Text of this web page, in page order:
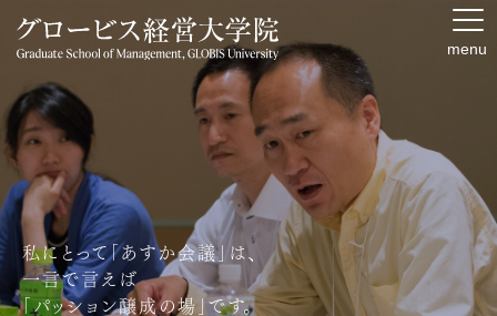
menu
私にとって「あすか会議」は、
一言で言えば
「パッション醸成の場」です。